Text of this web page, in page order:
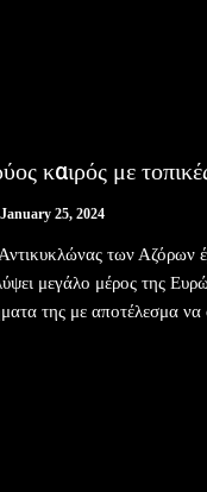
καιρός με
January 25, 2024
των Αζόρων
μεγάλο μέρος της
της με αποτέλεσμα να